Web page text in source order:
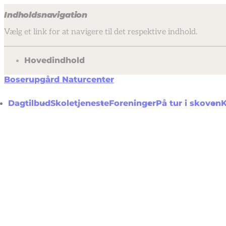
Indholdsnavigation
Vælg et link for at navigere til det respektive indhold.
gå til
Hovedindhold
Boserupgård Naturcenter
DagtilbudSkoletjenesteForeningerPå tur i skoven